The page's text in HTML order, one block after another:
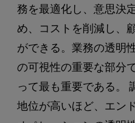
務を最適化し、意思決
め、コストを削減し、
ができる。業務の透明
の可視性の重要な部分
って最も重要である。
地位が高いほど、エン